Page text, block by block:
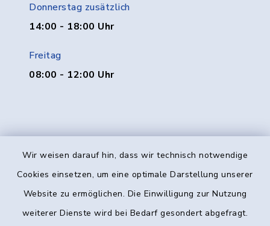
Wir weisen darauf hin, dass wir technisch notwendige
Cookies einsetzen, um eine optimale Darstellung unserer
Website zu ermöglichen. Die Einwilligung zur Nutzung
weiterer Dienste wird bei Bedarf gesondert abgefragt.
Donnerstag zusätzlich
14:00 - 18:00 Uhr
Freitag
08:00 - 12:00 Uhr
Kontakt